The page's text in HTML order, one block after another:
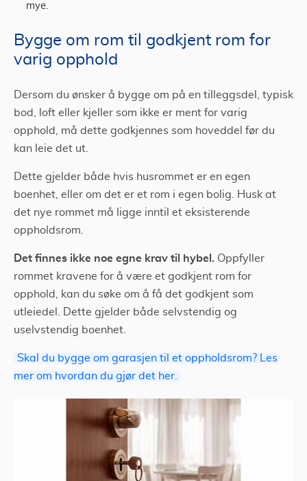
mye.
Bygge om rom til godkjent rom for
varig opphold
Dersom du ønsker å bygge om på en tilleggsdel, typisk
bod, loft eller kjeller som ikke er ment for varig
opphold, må dette godkjennes som hoveddel før du
kan leie det ut.
Dette gjelder både hvis husrommet er en egen
boenhet, eller om det er et rom i egen bolig. Husk at
det nye rommet må ligge inntil et eksisterende
oppholdsrom.
Det finnes ikke noe egne krav til hybel. Oppfyller
rommet kravene for å være et godkjent rom for
opphold, kan du søke om å få det godkjent som
utleiedel. Dette gjelder både selvstendig og
uselvstendig boenhet.
Skal du bygge om garasjen til et oppholdsrom? Les
mer om hvordan du gjør det her.